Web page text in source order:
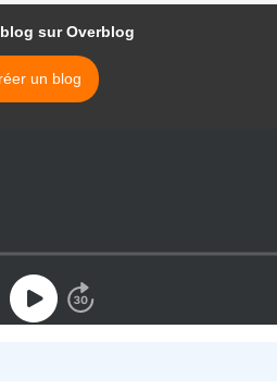
sur Overblog
un blog